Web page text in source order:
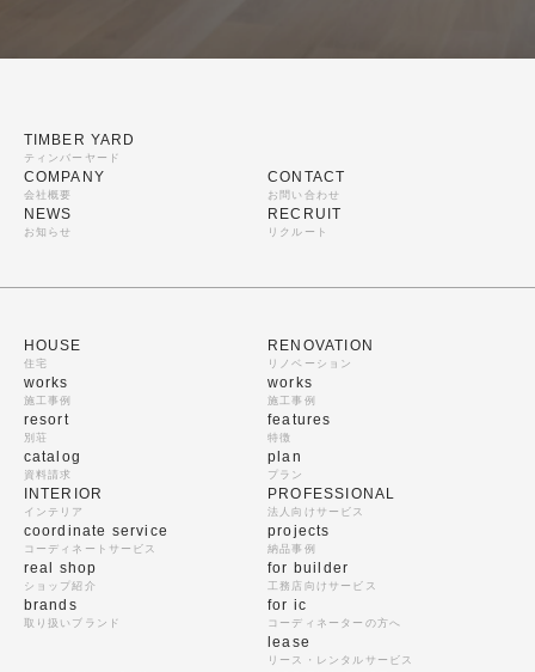
TIMBER YARD
ティンバーヤード
COMPANY
会社概要
NEWS
お知らせ
CONTACT
お問い合わせ
RECRUIT
リクルート
HOUSE
住宅
works
施工事例
resort
別荘
catalog
資料請求
RENOVATION
リノベーション
works
施工事例
features
特徴
plan
プラン
INTERIOR
インテリア
coordinate service
コーディネートサービス
real shop
ショップ紹介
brands
取り扱いブランド
PROFESSIONAL
法人向けサービス
projects
納品事例
for builder
工務店向けサービス
for ic
コーディネーターの方へ
lease
リース・レンタルサービス